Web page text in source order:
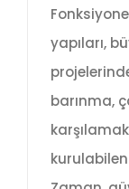
yapıları,
barınma,